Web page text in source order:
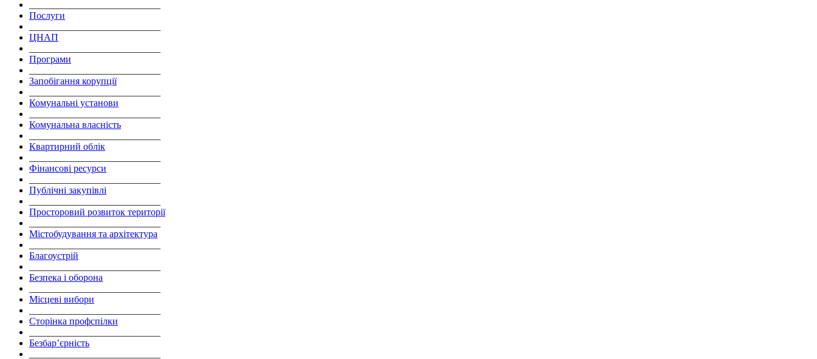
Послуги
ЦНАП
Програми
Запобігання корупції
Комунальні установи
Комунальна власність
Квартирний облік
Фінансові ресурси
Публічні закупівлі
Просторовий розвиток території
Містобудування та архітектура
Благоустрій
Безпека і оборона
Місцеві вибори
Сторінка профспілки
Безбар’єрність